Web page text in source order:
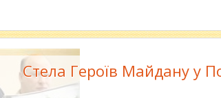
Стела Героїв Майдану у